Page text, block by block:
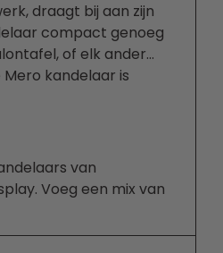
draagt bij aan zijn
compact genoeg
of elk ander
kandelaar is
van
Voeg een mix van